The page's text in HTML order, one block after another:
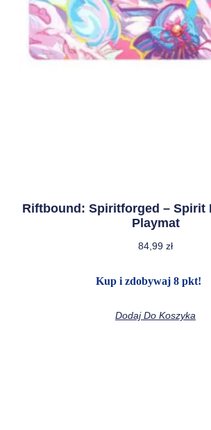
Riftbound: Spiritforged – Spirit
Playmat
84,99 zł
Kup i zdobywaj 8 pkt!
Dodaj Do Koszyka